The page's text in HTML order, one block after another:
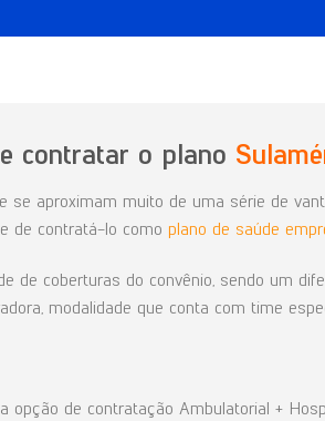
contratar o plano
se aproximam muito de uma série de
de contratá-lo como plano de saúde
de coberturas do convênio, sendo um
modalidade que conta com time
opção de contratação Ambulatorial +